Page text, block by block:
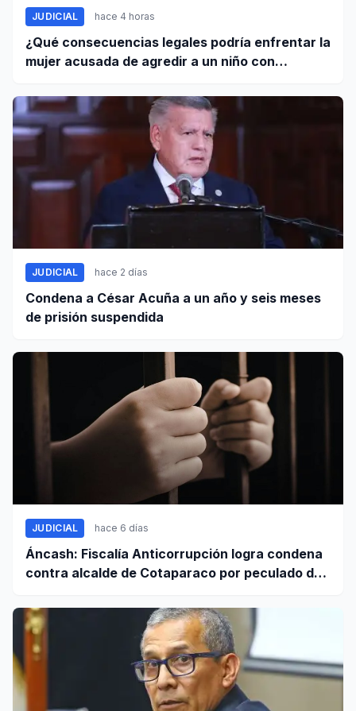
JUDICIAL hace 4 horas
¿Qué consecuencias legales podría enfrentar la
mujer acusada de agredir a un niño con
JUDICIAL hace 2 días
Condena a César Acuña a un año y seis meses
de prisión suspendida
JUDICIAL hace 6 días
Áncash: Fiscalía Anticorrupción logra condena
contra alcalde de Cotaparaco por peculado de